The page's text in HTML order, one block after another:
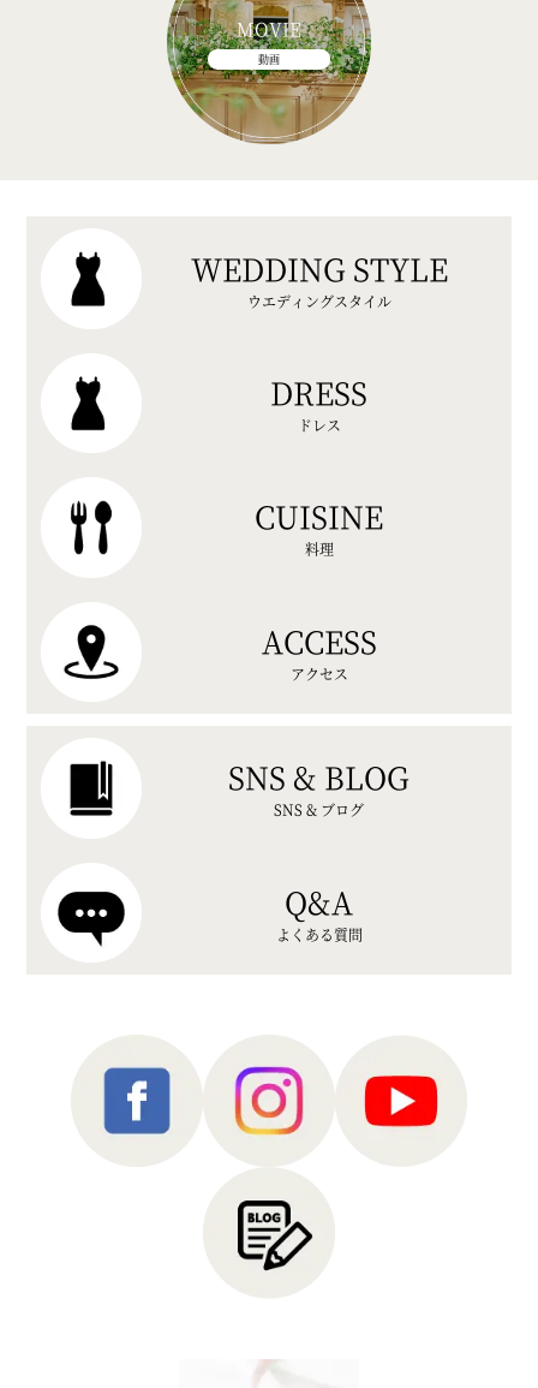
MOVIE
動画
WEDDING STYLE
ウエディングスタイル
DRESS
ドレス
CUISINE
料理
ACCESS
アクセス
SNS & BLOG
SNS & ブログ
Q&A
よくある質問